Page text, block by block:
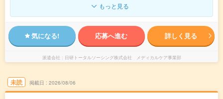
もっと見る
気になる! 応募へ進む 詳しく見る
派遣会社 日研トータルソーシング株式会社 メディカルケア事業部
未読 掲載日 2026/08/06